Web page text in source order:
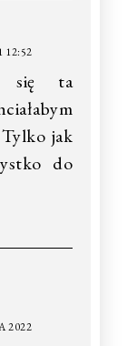
12:52
się ta
jak
do
2022